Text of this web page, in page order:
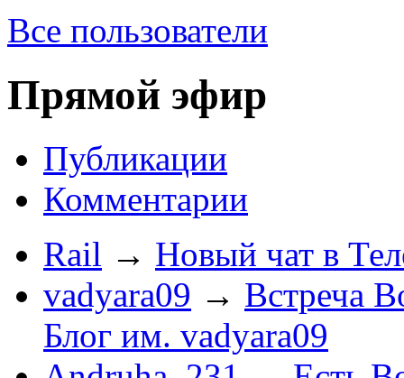
Все пользователи
Прямой эфир
Публикации
Комментарии
Rail → Новый чат в
vadyara09 → Встреча
Блог им. vadyara09